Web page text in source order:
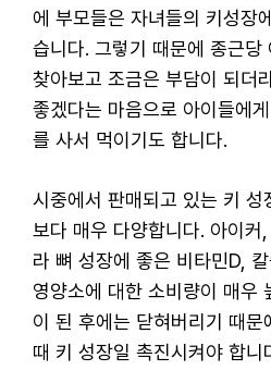
에 부모들은 자녀들의 키성장
습니다. 그렇기 때문에 종근당
찾아보고 조금은 부담이 되더
좋겠다는 마음으로 아이들에
를 사서 먹이기도 합니다.
시중에서 판매되고 있는 키 성
보다 매우 다양합니다. 아이커
라 뼈 성장에 좋은 비타민D,
영양소에 대한 소비량이 매우
이 된 후에는 닫혀버리기 때
때 키 성장일 촉진시켜야 합니